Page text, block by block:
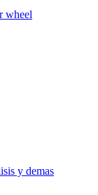
wheel
y demas